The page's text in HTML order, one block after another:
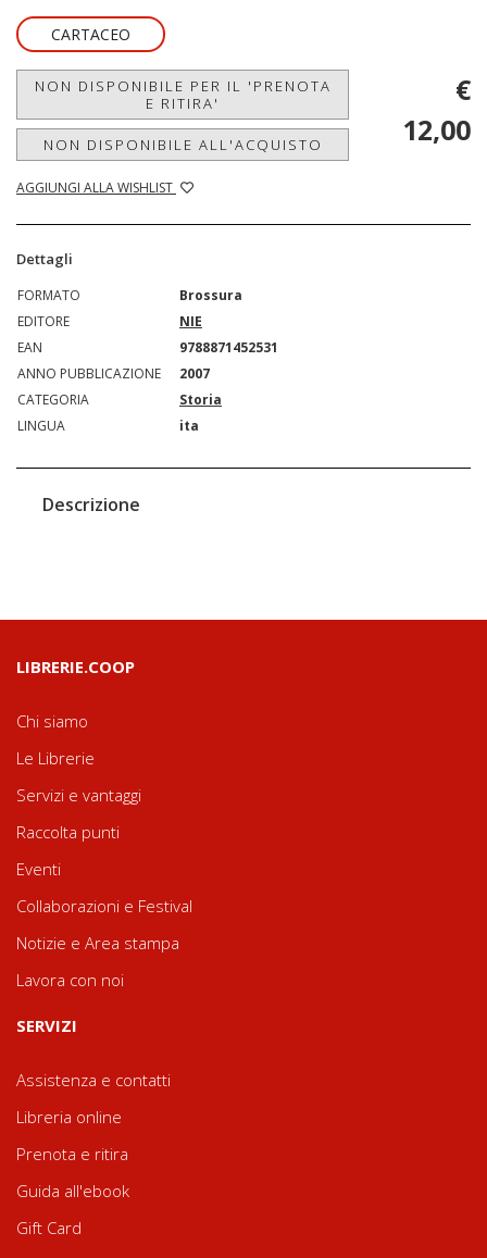
CARTACEO
NON DISPONIBILE PER IL 'PRENOTA
E RITIRA'
NON DISPONIBILE ALL'ACQUISTO
AGGIUNGI ALLA WISHLIST
€
12,00
Dettagli
FORMATO
Brossura
EDITORE
NIE
EAN
9788871452531
ANNO PUBBLICAZIONE
2007
CATEGORIA
Storia
LINGUA
ita
Descrizione
LIBRERIE.COOP
Chi siamo
Le Librerie
Servizi e vantaggi
Raccolta punti
Eventi
Collaborazioni e Festival
Notizie e Area stampa
Lavora con noi
SERVIZI
Assistenza e contatti
Libreria online
Prenota e ritira
Guida all'ebook
Gift Card